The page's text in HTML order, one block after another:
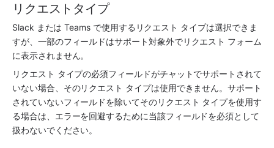
リクエストタイプ
Slack または Teams で使用するリクエスト タイプは選択できま
すが、一部のフィールドはサポート対象外でリクエスト フォーム
に表示されません。
リクエスト タイプの必須フィールドがチャットでサポートされて
いない場合、そのリクエスト タイプは使用できません。サポート
されていないフィールドを除いてそのリクエスト タイプを使用す
る場合は、エラーを回避するために当該フィールドを必須として
扱わないでください。